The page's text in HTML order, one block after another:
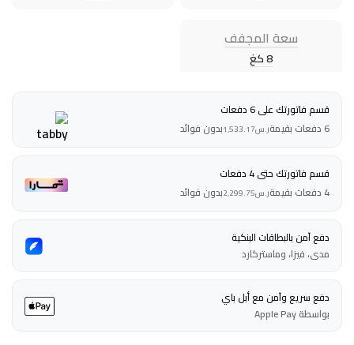
سعة المجفف
8 كغ
قسم فاتورتك على 6 دفعات
6 دفعات بقيمة
ر.س1,533.17بدون فوائد
قسم فاتورتك حتى 4 دفعات
4 دفعات بقيمة
ر.س2,299.75بدون فوائد
دفع آمن بالبطاقات البنكية
مدى، فيزا، وماستركارد
دفع سريع وآمن مع أبل باي
بواسطة Apple Pay